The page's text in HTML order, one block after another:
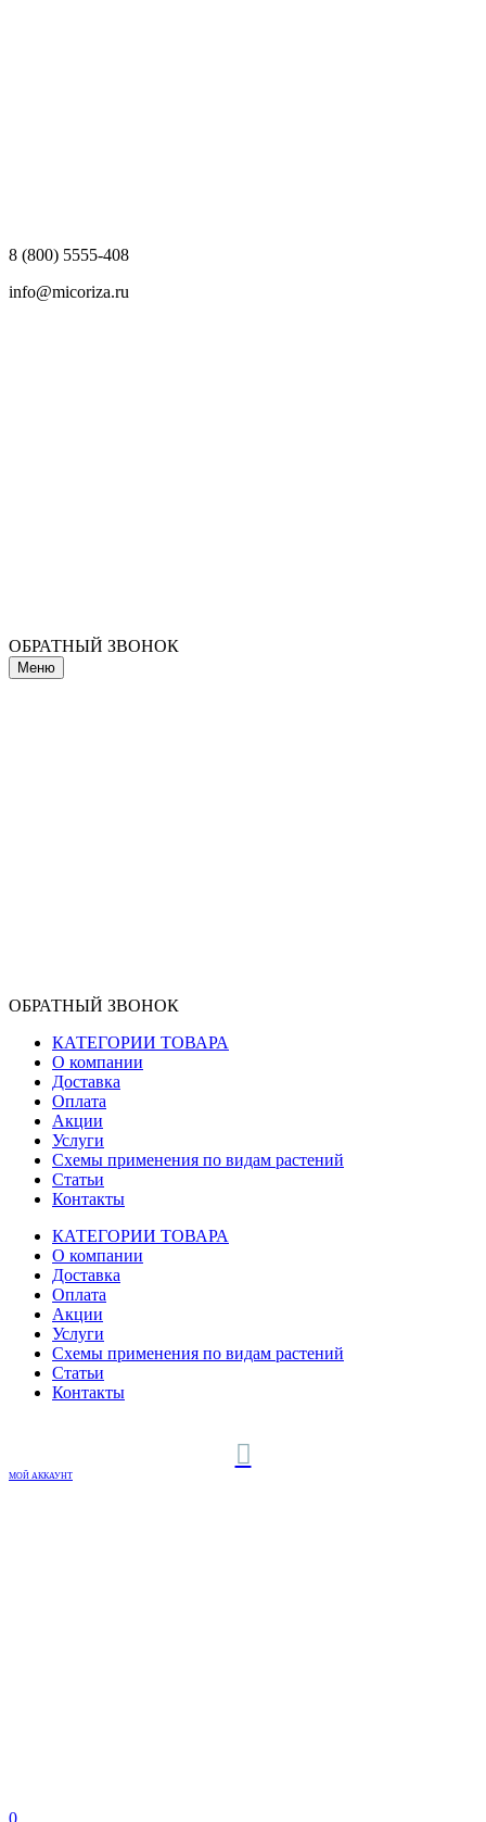
8 (800) 5555-408
info@micoriza.ru
ОБРАТНЫЙ ЗВОНОК
Меню
ОБРАТНЫЙ ЗВОНОК
КАТЕГОРИИ ТОВАРА
О компании
Доставка
Оплата
Акции
Услуги
Схемы применения по видам растений
Статьи
Контакты
КАТЕГОРИИ ТОВАРА
О компании
Доставка
Оплата
Акции
Услуги
Схемы применения по видам растений
Статьи
Контакты
МОЙ АККАУНТ
0